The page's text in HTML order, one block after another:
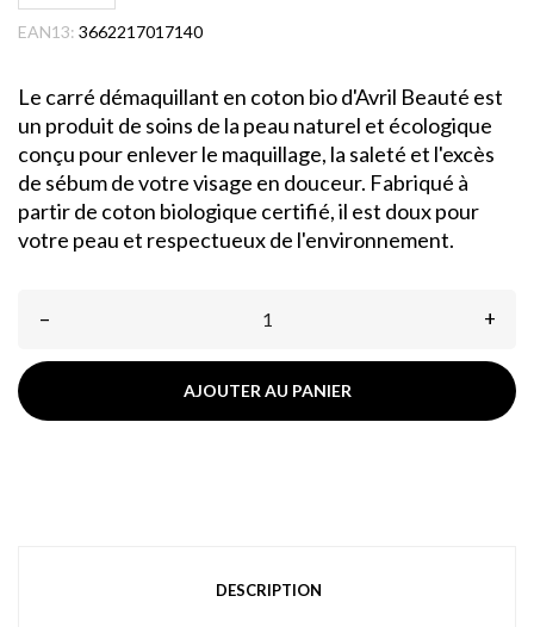
EAN13: 3662217017140
Le carré démaquillant en coton bio d'Avril Beauté est
un produit de soins de la peau naturel et écologique
conçu pour enlever le maquillage, la saleté et l'excès
de sébum de votre visage en douceur. Fabriqué à
partir de coton biologique certifié, il est doux pour
votre peau et respectueux de l'environnement.
– +
AJOUTER AU PANIER
DESCRIPTION